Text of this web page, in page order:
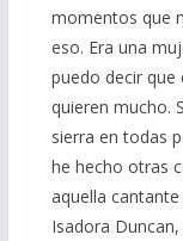
momentos que
eso. Era una
puedo decir que
quieren mucho.
sierra en todas
he hecho otras
aquella
Isadora